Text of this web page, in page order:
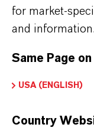
DARUM
Als führendes
wir weit mehr
for market-
and information.
Same Page
USA (ENGLISH)
Country